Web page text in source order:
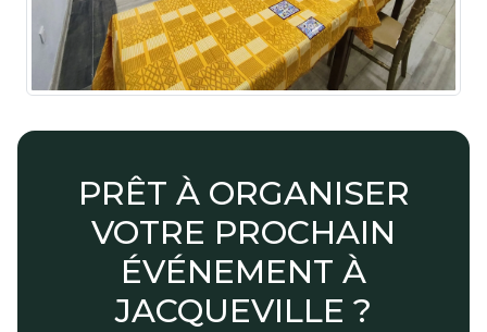
PRÊT À ORGANISER
VOTRE PROCHAIN
ÉVÉNEMENT À
JACQUEVILLE ?